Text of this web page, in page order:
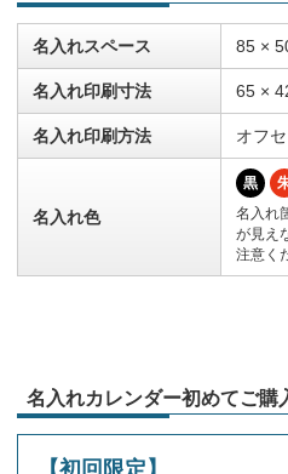
名入れスペース 85 ×
名入れ印刷寸法 65 ×
名入れ印刷方法 オフ
名入れ色
黒
名入れ
が見え
注意く
名入れカレンダー初めてご購